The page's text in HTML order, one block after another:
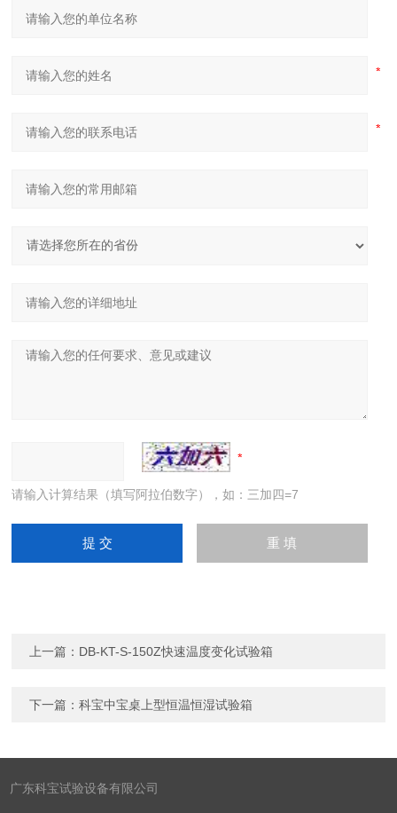
请输入计算结果（填写阿拉伯数字），如：三加四=7
上一篇： DB-KT-S-150Z快速温度变化试验箱
下一篇：科宝中宝桌上型恒温恒湿试验箱
广东科宝试验设备有限公司